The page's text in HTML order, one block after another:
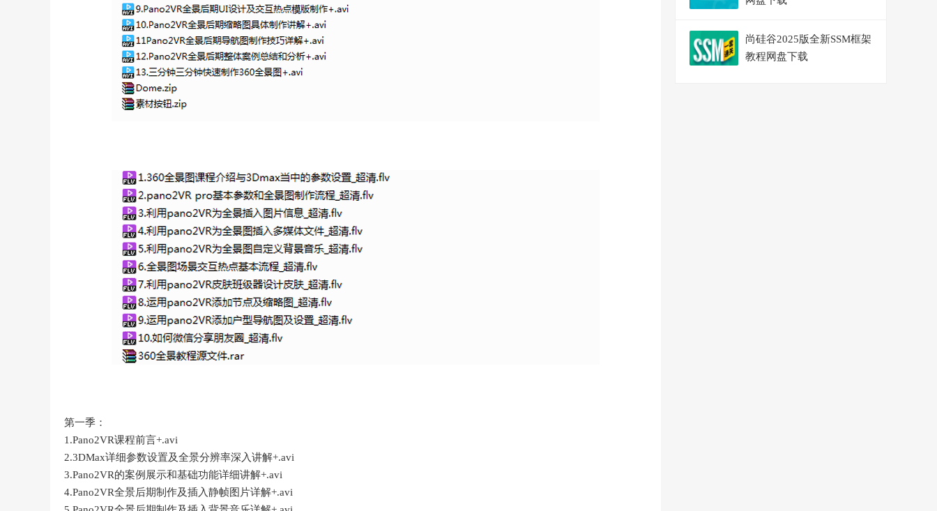
第一季：
1.Pano2VR课程前言+.avi
2.3DMax详细参数设置及全景分辨率深入讲解+.avi
3.Pano2VR的案例展示和基础功能详细讲解+.avi
4.Pano2VR全景后期制作及插入静帧图片详解+.avi
尚硅谷2025版全新SSM框架
教程网盘下载